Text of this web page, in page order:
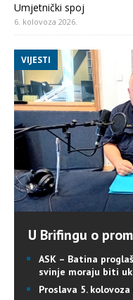
Umjetnički spoj
6. kolovoza 2026.
VIJESTI
U Brifingu o
ASK – Batina
svinje moraju biti
Proslava 5.